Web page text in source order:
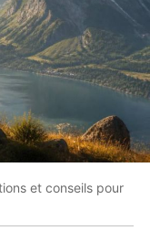
et conseils pour